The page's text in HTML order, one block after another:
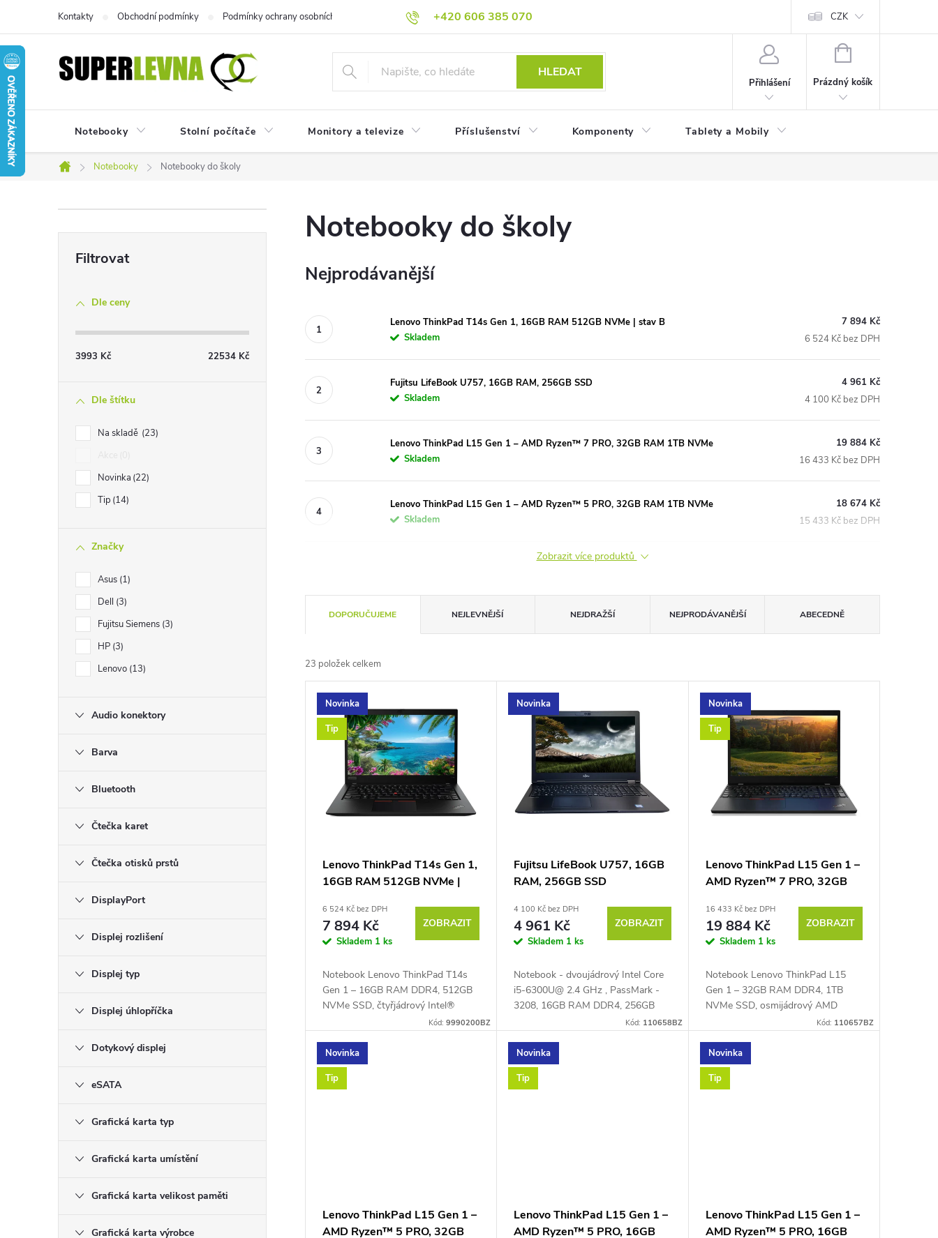
obsah
+420 606 385 070
Kontakty Obchodní podmínky Podmínky ochrany osobních údajů Reklamační podmínky Reklamace CZK
HLEDAT
Přihlášení
NÁKUPNÍ
Prázdný košík
Notebooky Stolní počítače Monitory a televize Příslušenství Komponenty Tablety a Mobily
Domů
Notebooky Notebooky do školy
P
Dle ceny
3993 Kč 22534 Kč
Dle štítku
Na skladě 23
Novinka 22
Tip 14
Značky
Asus 1
Dell 3
Fujitsu Siemens 3
HP 3
Lenovo 13
Audio konektory
Barva
Bluetooth
Čtečka karet
Čtečka otisků prstů
DisplayPort
Displej rozlišení
Displej typ
Displej úhlopříčka
Dotykový displej
eSATA
Grafická karta typ
Grafická karta umístění
Grafická karta velikost paměti
Grafická karta výrobce
Notebooky do školy
Nejprodávanější
Lenovo ThinkPad T14s Gen 1, 16GB RAM 512GB NVMe | stav B
Skladem
7 894 Kč
6 524 Kč bez DPH
Fujitsu LifeBook U757, 16GB RAM, 256GB SSD
Skladem
4 961 Kč
4 100 Kč bez DPH
Lenovo ThinkPad L15 Gen 1 – AMD Ryzen™ 7 PRO, 32GB RAM 1TB NVMe
Skladem
19 884 Kč
16 433 Kč bez DPH
Lenovo ThinkPad L15 Gen 1 – AMD Ryzen™ 5 PRO, 32GB RAM 1TB NVMe
Skladem
18 674 Kč
15 433 Kč bez DPH
Zobrazit více produktů
a
z
e
n
t
ů
DOPORUČUJEME NEJLEVNĚJŠÍ NEJDRAŽŠÍ NEJPRODÁVANĚJŠÍ ABECEDNĚ
23 položek celkem
V
ý
k
Novinka
Tip
Lenovo ThinkPad T14s Gen 1,
16GB RAM 512GB NVMe |
6 524 Kč bez DPH
7 894 Kč
Skladem 1 ks
ZOBRAZIT
Notebook Lenovo ThinkPad T14s
Gen 1 – 16GB RAM DDR4, 512GB
NVMe SSD, čtyřjádrový Intel®
Core™ i5-10310U 1,7 GHz (Turbo
HD IPS (1920 × 1080...
Kód:9990200BZ
Novinka
Fujitsu LifeBook U757, 16GB
RAM, 256GB SSD
4 100 Kč bez DPH
4 961 Kč
Skladem 1 ks
ZOBRAZIT
Notebook - dvoujádrový Intel Core
i5-6300U@ 2.4 GHz , PassMark -
3208, 16GB RAM DDR4, 256GB
SSD, Windows 10 Prof CZ, 15,6"
DisplayPort, USB-C, USB...
Kód: 110658BZ
Novinka
Tip
Lenovo ThinkPad L15 Gen 1 –
AMD Ryzen™ 7 PRO, 32GB
16 433 Kč bez DPH
19 884 Kč
Skladem 1 ks
ZOBRAZIT
Notebook Lenovo ThinkPad L15
Gen 1 – 32GB RAM DDR4, 1TB
NVMe SSD, osmijádrový AMD
Ryzen™ 7 PRO 4750U 1,7 GHz až
Full HD IPS displej 1920 × 1080...
Kód: 110657BZ
Novinka
Tip
Lenovo ThinkPad L15 Gen 1 –
AMD Ryzen™ 5 PRO, 32GB
Novinka
Tip
Lenovo ThinkPad L15 Gen 1 –
AMD Ryzen™ 5 PRO, 16GB
Novinka
Tip
Lenovo ThinkPad L15 Gen 1 –
AMD Ryzen™ 5 PRO, 16GB